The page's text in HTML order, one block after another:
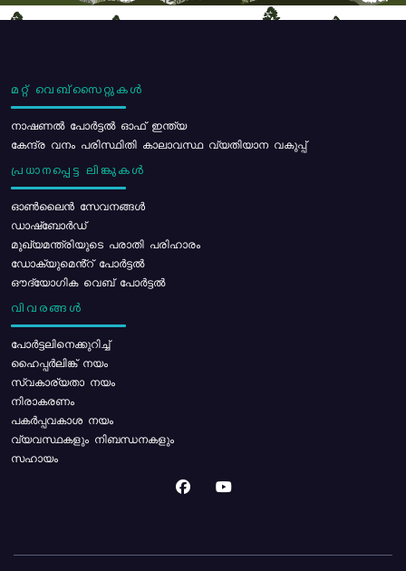
മറ്റ് വെബ്സൈറ്റുകൾ
നാഷണൽ പോർട്ടൽ ഓഫ് ഇന്ത്യ
കേന്ദ്ര വനം പരിസ്ഥിതി കാലാവസ്ഥ വ്യതിയാന വകുപ്പ്
പ്രധാനപ്പെട്ട ലിങ്കുകൾ
ഓൺലൈൻ സേവനങ്ങൾ
ഡാഷ്ബോർഡ്
മുഖ്യമന്ത്രിയുടെ പരാതി പരിഹാരം
ഡോക്യുമെൻ്റ് പോർട്ടൽ
ഔദ്യോഗിക വെബ് പോർട്ടൽ
വിവരങ്ങൾ
പോര്‍ട്ടലിനെക്കുറിച്ച്
ഹൈപ്പർലിങ്ക് നയം
സ്വകാര്യതാ നയം
നിരാകരണം
പകർപ്പവകാശ നയം
വ്യവസ്ഥകളും നിബന്ധനകളും
സഹായം